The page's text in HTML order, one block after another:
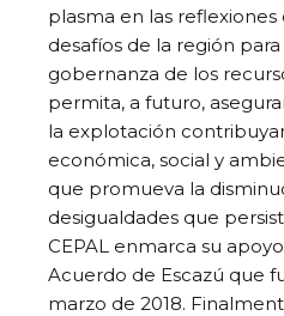
plasma en las
desafíos de la región
gobernanza de los
permita, a futuro,
la explotación
económica, social y
que promueva la
desigualdades que
CEPAL enmarca su
Acuerdo de Escazú que
marzo de 2018.